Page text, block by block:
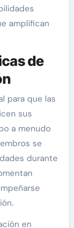
amplifican
de
para que las
sus
a menudo
se
durante
en